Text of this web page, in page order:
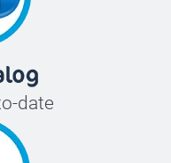
date